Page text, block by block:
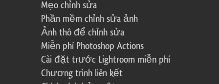
Mẹo chỉnh sửa
Phần mềm chỉnh sửa ảnh
Ảnh thô để chỉnh sửa
Miễn phí Photoshop Actions
Cài đặt trước Lightroom miễn phí
Chương trình liên kết